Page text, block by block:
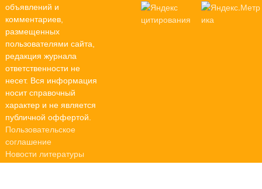
объявлений и
комментариев,
размещенных
пользователями сайта,
редакция журнала
ответственности не
несет. Вся информация
носит справочный
характер и не является
публичной оффертой.
Пользовательское
соглашение
Новости литературы